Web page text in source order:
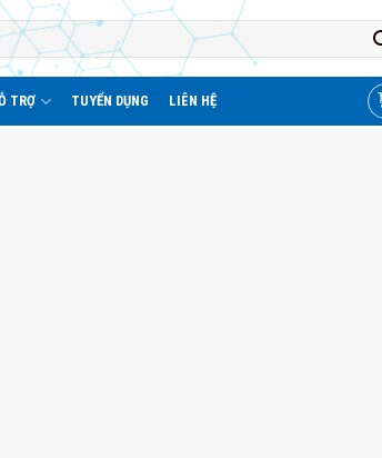
TRỢ TUYỂN DỤNG LIÊN HỆ